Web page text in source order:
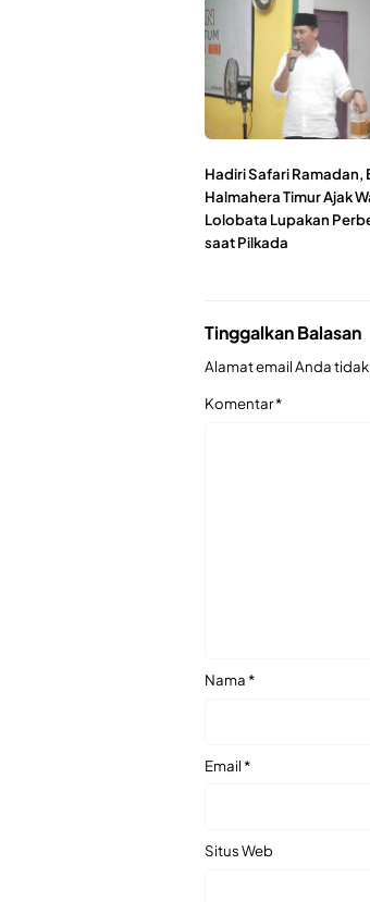
Hadiri Safari Ramadan,
Halmahera Timur Ajak
Lolobata Lupakan
saat Pilkada
Tinggalkan Balasan
Alamat email Anda
Komentar*
Nama*
Email*
Situs Web